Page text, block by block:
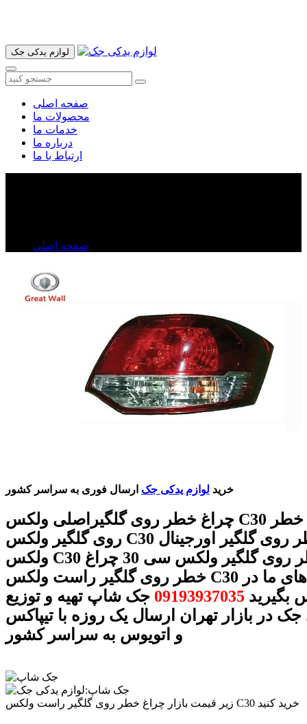
لوازم یدکی جک
صفحه اصلی
محصولات ما
خدمات ما
درباره ما
ارتباط با ما
صفحه اصلی
خرید لوازم یدکی جک ارسال فوری به سراسر کشور
چراغ خطر روی گلگیراصلی ولکس C30 قیمت چراغ خطر
روی گلگیر ولکس C30 چراغ خطر روی گلگیر اورجینال
ولکس C30 چراغ خطر روی گلگیر ولکس سی 30 چراغ
خطر روی گلگیر راست ولکس C30 با شماره های ما در
بگیرید 09193937035 جک شاپ تهیه و توزیع
جک در بازار تهران ارسال یک روزه با تیپاکس
و اتویوس به سراسر کشور
زیر قیمت بازار چراغ خطر روی گلگیر راست ولکس C30 خرید کنید